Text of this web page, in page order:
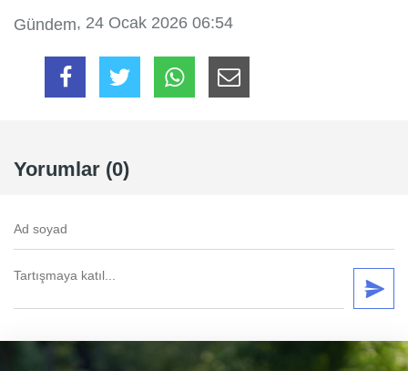
Gündem, 24 Ocak 2026 06:54
Yorumlar (0)